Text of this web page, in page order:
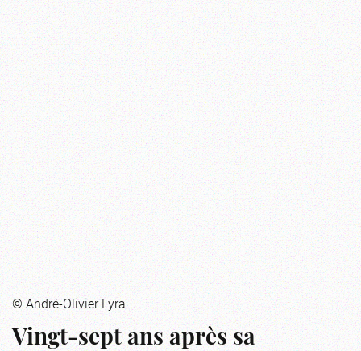
© André-Olivier Lyra
Vingt-sept ans après sa